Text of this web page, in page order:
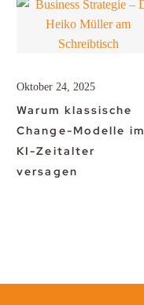
Oktober 24, 2025
Warum klassische
Change-Modelle im
KI-Zeitalter
versagen